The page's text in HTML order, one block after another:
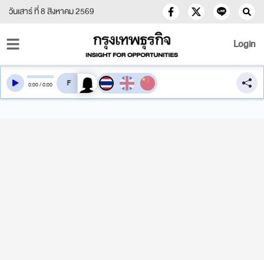
วันเสาร์ ที่ 8 สิงหาคม 2569
Login
0:00/0:00 สลับเสียงอ่าน